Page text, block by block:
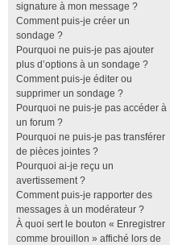
signature à mon message ?
Comment puis-je créer un
sondage ?
Pourquoi ne puis-je pas ajouter
plus d’options à un sondage ?
Comment puis-je éditer ou
supprimer un sondage ?
Pourquoi ne puis-je pas accéder à
un forum ?
Pourquoi ne puis-je pas transférer
de pièces jointes ?
Pourquoi ai-je reçu un
avertissement ?
Comment puis-je rapporter des
messages à un modérateur ?
À quoi sert le bouton « Enregistrer
comme brouillon » affiché lors de